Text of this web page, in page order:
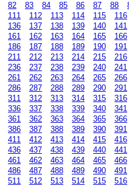
82 83 84 85 86 87 88
111 112 113 114 115 116
136 137 138 139 140 141
161 162 163 164 165 166
186 187 188 189 190 191
211 212 213 214 215 216
236 237 238 239 240 241
261 262 263 264 265 266
286 287 288 289 290 291
311 312 313 314 315 316
336 337 338 339 340 341
361 362 363 364 365 366
386 387 388 389 390 391
411 412 413 414 415 416
436 437 438 439 440 441
461 462 463 464 465 466
486 487 488 489 490 491
511 512 513 514 515 516